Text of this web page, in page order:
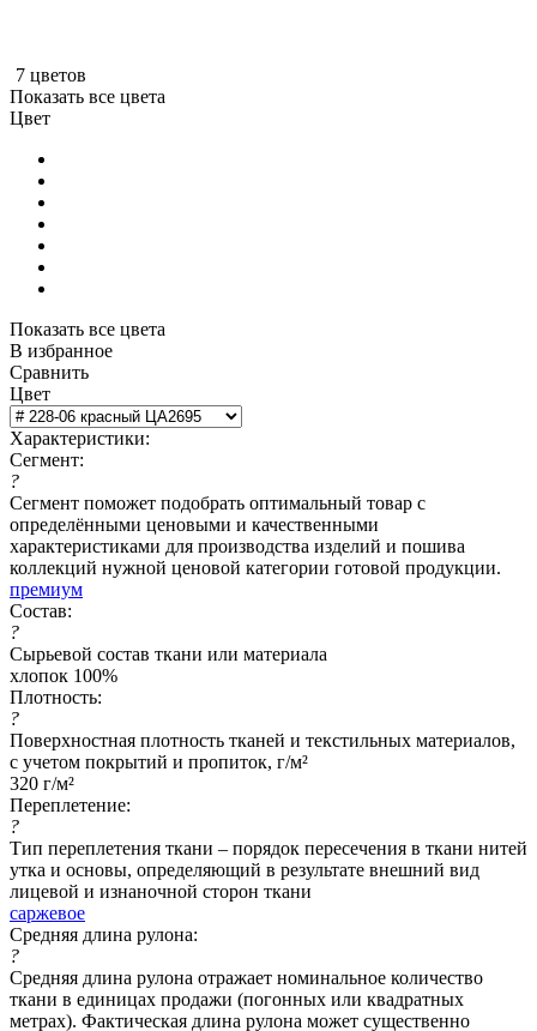
7 цветов
Показать все цвета
Цвет
Показать все цвета
В избранное
Сравнить
Цвет
Характеристики:
Сегмент:
?
Сегмент поможет подобрать оптимальный товар с
определёнными ценовыми и качественными
характеристиками для производства изделий и пошива
коллекций нужной ценовой категории готовой продукции.
премиум
Состав:
?
Сырьевой состав ткани или материала
хлопок 100%
Плотность:
?
Поверхностная плотность тканей и текстильных материалов,
с учетом покрытий и пропиток, г/м²
320 г/м²
Переплетение:
?
Тип переплетения ткани – порядок пересечения в ткани нитей
утка и основы, определяющий в результате внешний вид
лицевой и изнаночной сторон ткани
саржевое
Средняя длина рулона:
?
Средняя длина рулона отражает номинальное количество
ткани в единицах продажи (погонных или квадратных
метрах). Фактическая длина рулона может существенно